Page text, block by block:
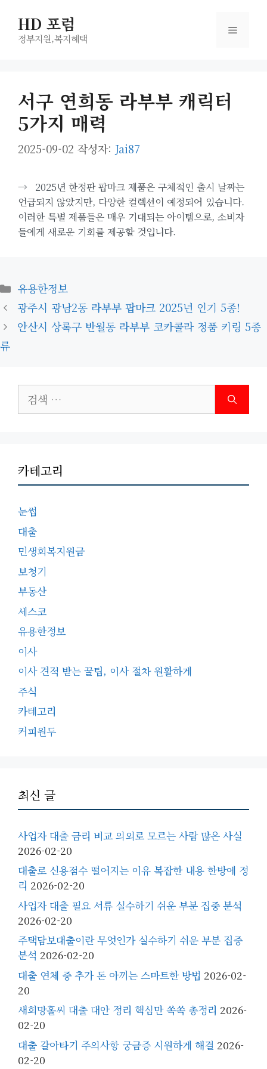
HD 포럼
정부지원,복지헤택
메
서구 연희동 라부부 캐릭터
5가지 매력
2025-09-02 작성자: Jai87
→
2025년 한정판 팝마크 제품은 구체적인 출시 날짜는
언급되지 않았지만, 다양한 컬렉션이 예정되어 있습니다.
이러한 특별 제품들은 매우 기대되는 아이템으로, 소비자
들에게 새로운 기회를 제공할 것입니다.
카
테
고
리
유용한정보
광주시 광남2동 라부부 팝마크 2025년 인기 5종!
안산시 상록구 반월동 라부부 코카콜라 정품 키링 5종
류
색:
카테고리
눈썹
대출
민생회복지원금
보청기
부동산
세스코
유용한정보
이사
이사 견적 받는 꿀팁, 이사 절차 원활하게
주식
카테고리
커피원두
최신 글
사업자 대출 금리 비교 의외로 모르는 사람 많은 사실
2026-02-20
대출로 신용점수 떨어지는 이유 복잡한 내용 한방에 정
리 2026-02-20
사업자 대출 필요 서류 실수하기 쉬운 부분 집중 분석
2026-02-20
주택담보대출이란 무엇인가 실수하기 쉬운 부분 집중
분석 2026-02-20
대출 연체 중 추가 돈 아끼는 스마트한 방법 2026-02-
20
새희망홀씨 대출 대안 정리 핵심만 쏙쏙 총정리 2026-
02-20
대출 갈아타기 주의사항 궁금증 시원하게 해결 2026-
02-20